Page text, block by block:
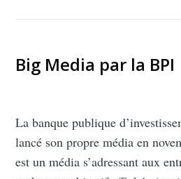
Big Media par la BPI
La banque publique
lancé son propre média en
est un média s’adressant aux